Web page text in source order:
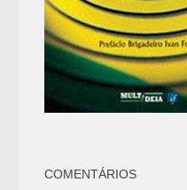
COMENTÁRIOS